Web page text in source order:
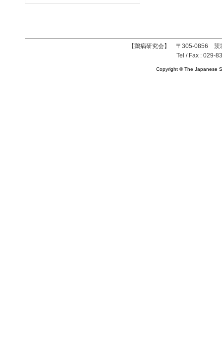
【鶏病研究会】 〒305-0856 茨
Tel / Fax : 029-
Copyright © The Japanese